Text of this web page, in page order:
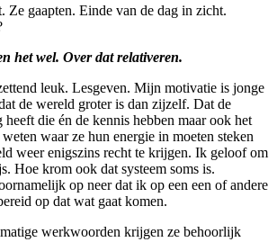
Ze gaapten. Einde van de dag in zicht.
het wel. Over dat relativeren.
leuk. Lesgeven. Mijn motivatie is jonge
de wereld groter is dan zijzelf. Dat de
die én de kennis hebben maar ook het
waar ze hun energie in moeten steken
weer enigszins recht te krijgen. Ik geloof om
Hoe krom ook dat systeem soms is.
op neer dat ik op een een of andere
op dat wat gaat komen.
werkwoorden krijgen ze behoorlijk